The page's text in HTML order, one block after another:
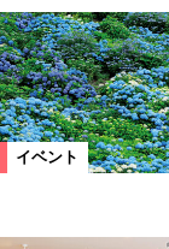
下郷町
猪苗代町
イベント